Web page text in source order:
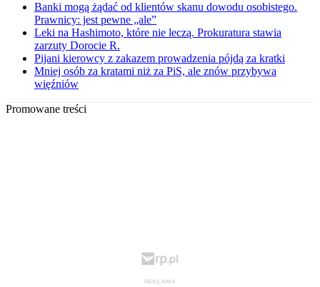
Banki mogą żądać od klientów skanu dowodu osobistego.
Prawnicy: jest pewne „ale”
Leki na Hashimoto, które nie leczą. Prokuratura stawia
zarzuty Dorocie R.
Pijani kierowcy z zakazem prowadzenia pójdą za kratki
Mniej osób za kratami niż za PiS, ale znów przybywa
więźniów
Promowane treści